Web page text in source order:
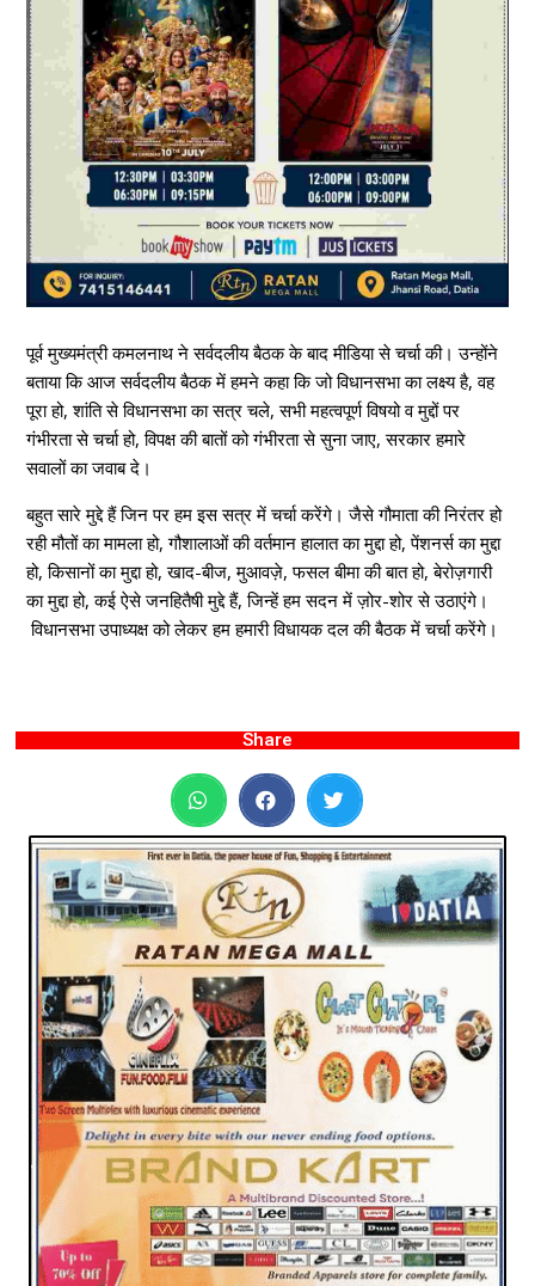
पूर्व मुख्यमंत्री कमलनाथ ने सर्वदलीय बैठक के बाद मीडिया से चर्चा की। उन्होंने
बताया कि आज सर्वदलीय बैठक में हमने कहा कि जो विधानसभा का लक्ष्य है, वह
पूरा हो, शांति से विधानसभा का सत्र चले, सभी महत्वपूर्ण विषयो व मुद्दों पर
गंभीरता से चर्चा हो, विपक्ष की बातों को गंभीरता से सुना जाए, सरकार हमारे
सवालों का जवाब दे।
बहुत सारे मुद्दे हैं जिन पर हम इस सत्र में चर्चा करेंगे। जैसे गौमाता की निरंतर हो
रही मौतों का मामला हो, गौशालाओं की वर्तमान हालात का मुद्दा हो, पेंशनर्स का मुद्दा
हो, किसानों का मुद्दा हो, खाद-बीज, मुआवज़े, फसल बीमा की बात हो, बेरोज़गारी
का मुद्दा हो, कई ऐसे जनहितैषी मुद्दे हैं, जिन्हें हम सदन में ज़ोर-शोर से उठाएंगे।
विधानसभा उपाध्यक्ष को लेकर हम हमारी विधायक दल की बैठक में चर्चा करेंगे।
Share